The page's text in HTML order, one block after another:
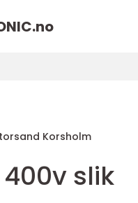
no
Korsholm
slik